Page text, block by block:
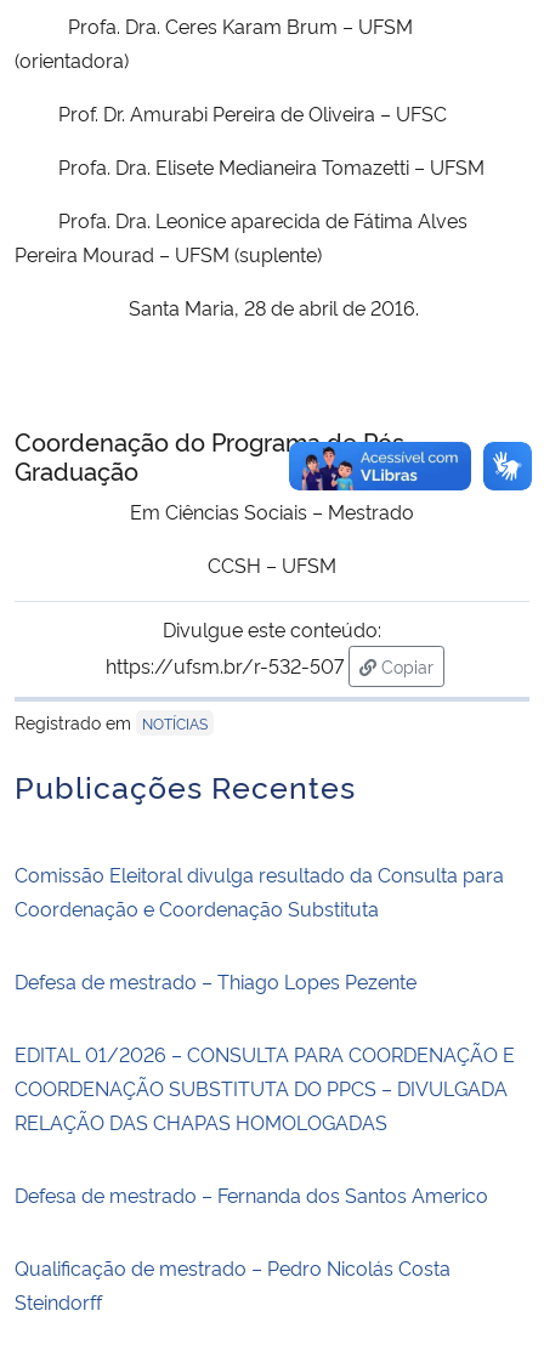
Profa. Dra. Ceres Karam Brum – UFSM
(orientadora)
Prof. Dr. Amurabi Pereira de Oliveira – UFSC
Profa. Dra. Elisete Medianeira Tomazetti – UFSM
Profa. Dra. Leonice aparecida de Fátima Alves
Pereira Mourad – UFSM (suplente)
Santa Maria, 28 de abril de 2016.
Coordenação do Programa de Pós-
Graduação
Em Ciências Sociais – Mestrado
CCSH – UFSM
Divulgue este conteúdo:
https://ufsm.br/r-532-507
Copiar
para área de
Registrado em
NOTÍCIAS
Publicações Recentes
Comissão Eleitoral divulga resultado da Consulta para
Coordenação e Coordenação Substituta
Defesa de mestrado – Thiago Lopes Pezente
EDITAL 01/2026 – CONSULTA PARA COORDENAÇÃO E
COORDENAÇÃO SUBSTITUTA DO PPCS – DIVULGADA
RELAÇÃO DAS CHAPAS HOMOLOGADAS
Defesa de mestrado – Fernanda dos Santos Americo
Qualificação de mestrado – Pedro Nicolás Costa
Steindorff